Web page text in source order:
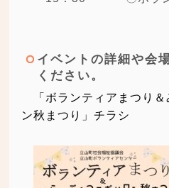
イベントの詳細や会
ください。
「ボランティアまつり
ン秋まつり」チラシ